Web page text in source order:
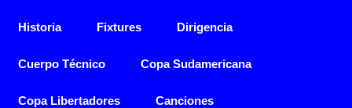
Historia Fixtures Dirigencia
Cuerpo Técnico Copa Sudamericana
Copa Libertadores Canciones